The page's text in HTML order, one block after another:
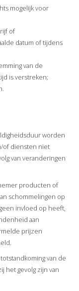
mogelijk voor
of
datum of tijdens
van de
is verstreken;
worden
of diensten niet
van veranderingen
producten of
schommelingen op
invloed op heeft,
aan
prijzen
van de
het gevolg zijn van